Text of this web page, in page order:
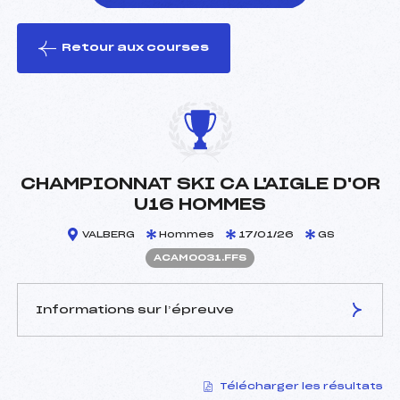
le ski
Retour aux courses
CHAMPIONNAT SKI CA L'AIGLE D'OR
U16 HOMMES
VALBERG Hommes 17/01/26 GS
ACAM0031.FFS
Informations sur l’épreuve
ORECCHIA PHILIPPE (CA)
Télécharger les résultats